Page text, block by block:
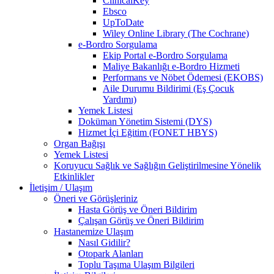
Ebsco
UpToDate
Wiley Online Library (The Cochrane)
e-Bordro Sorgulama
Ekip Portal e-Bordro Sorgulama
Maliye Bakanlığı e-Bordro Hizmeti
Performans ve Nöbet Ödemesi (EKOBS)
Aile Durumu Bildirimi (Eş Çocuk
Yardımı)
Yemek Listesi
Doküman Yönetim Sistemi (DYS)
Hizmet İçi Eğitim (FONET HBYS)
Organ Bağışı
Yemek Listesi
Koruyucu Sağlık ve Sağlığın Geliştirilmesine Yönelik
Etkinlikler
İletişim / Ulaşım
Öneri ve Görüşleriniz
Hasta Görüş ve Öneri Bildirim
Çalışan Görüş ve Öneri Bildirim
Hastanemize Ulaşım
Nasıl Gidilir?
Otopark Alanları
Toplu Taşıma Ulaşım Bilgileri